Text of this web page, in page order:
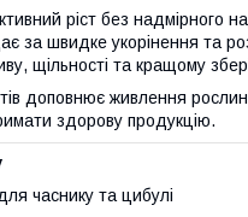
ріст без надмірного
за швидке укорінення та
щільності та кращому
доповнює живлення
здорову продукцію.
часнику та цибулі